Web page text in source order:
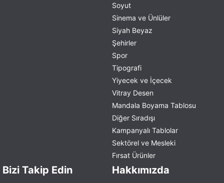
Soyut
Sinema ve Ünlüler
Siyah Beyaz
Şehirler
Spor
Tipografi
Yiyecek ve İçecek
Vitray Desen
Mandala Boyama Tablosu
Diğer Sıradışı
Kampanyalı Tablolar
Sektörel ve Mesleki
Fırsat Ürünler
Bizi Takip Edin Hakkımızda